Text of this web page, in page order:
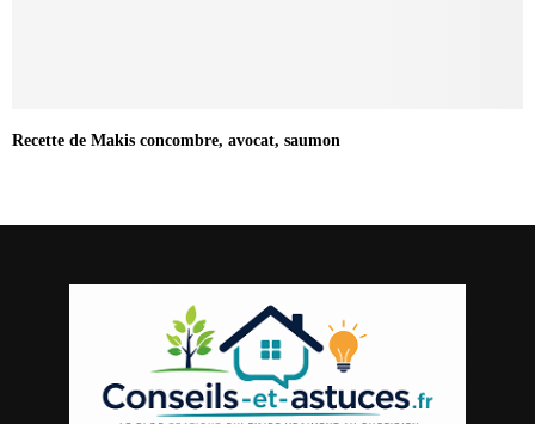
Recette de Makis concombre, avocat, saumon